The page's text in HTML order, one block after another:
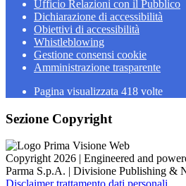
Ufficio Relazioni con il Pubblico
Dichiarazione di accessibilità
Obiettivi di accessibilità
Whistleblowing
Gestione consensi cookie
Amministrazione trasparente
Pagina visualizzata 418 volte
Sezione Copyright
Copyright 2026 | Engineered and
Parma S.p.A. | Divisione Publishing &